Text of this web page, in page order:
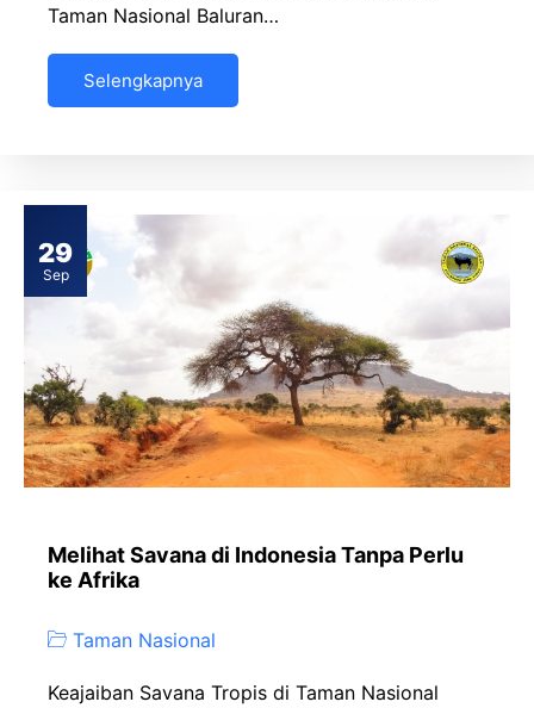
Taman Nasional Baluran…
Selengkapnya
29
Sep
Melihat Savana di Indonesia Tanpa Perlu
ke Afrika
Taman Nasional
Keajaiban Savana Tropis di Taman Nasional